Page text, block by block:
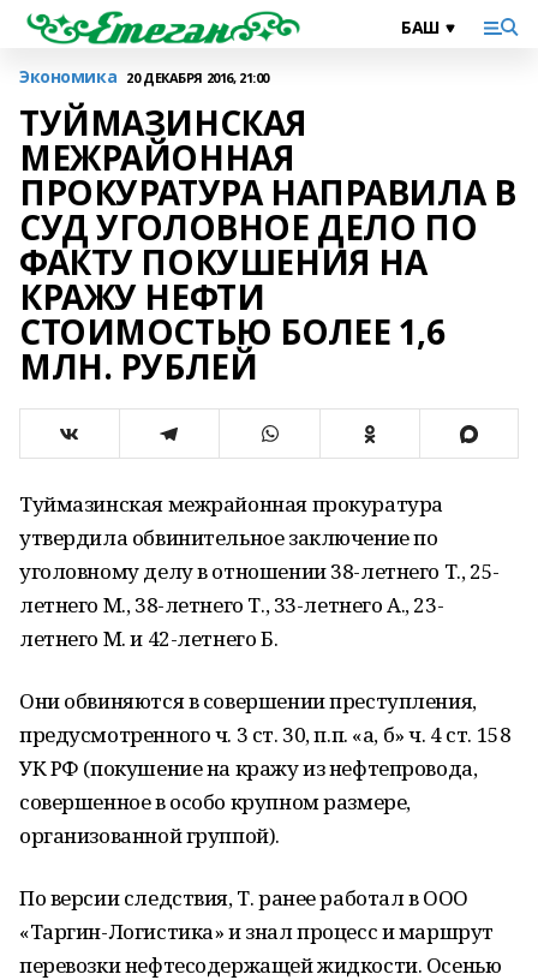
Экономика 20 ДЕКАБРЯ 2016, 21:00
ТУЙМАЗИНСКАЯ
МЕЖРАЙОННАЯ
ПРОКУРАТУРА НАПРАВИЛА В
СУД УГОЛОВНОЕ ДЕЛО ПО
ФАКТУ ПОКУШЕНИЯ НА
КРАЖУ НЕФТИ
СТОИМОСТЬЮ БОЛЕЕ 1,6
МЛН. РУБЛЕЙ
Туймазинская межрайонная прокуратура
утвердила обвинительное заключение по
уголовному делу в отношении 38-летнего Т., 25-
летнего М., 38-летнего Т., 33-летнего А., 23-
летнего М. и 42-летнего Б.
Они обвиняются в совершении преступления,
предусмотренного ч. 3 ст. 30, п.п. «а, б» ч. 4 ст. 158
УК РФ (покушение на кражу из нефтепровода,
совершенное в особо крупном размере,
организованной группой).
По версии следствия, Т. ранее работал в ООО
«Таргин-Логистика» и знал процесс и маршрут
перевозки нефтесодержащей жидкости. Осенью